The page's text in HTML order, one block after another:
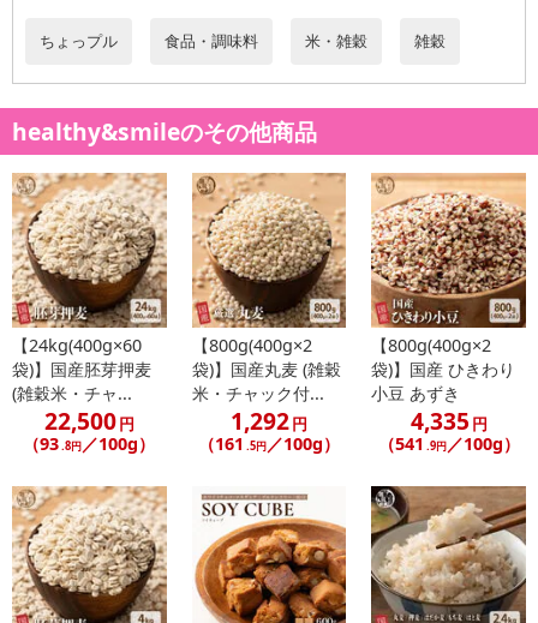
ちょっプル 食品・調味料 米・雑穀 雑穀
healthy&smileのその他商品
【24kg(400g×60
袋)】国産胚芽押麦
(雑穀米・チャ...
22,500円
（93 .8円 ／100g）
【800g(400g×2
袋)】国産丸麦 (雑穀
米・チャック付...
1,292円
（161 .5円／100g）
【800g(400g×2
袋)】国産 ひきわり
小豆 あずき
4,335 円
（541 .9円／100g）